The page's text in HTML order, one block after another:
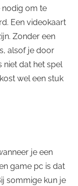
nodig om te
Een videokaart
Zonder een
alsof je door
niet dat het spel
wel een stuk
je een
game pc is dat
sommige kun je